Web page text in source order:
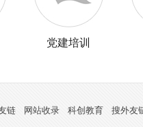
党建培训
链 网站收录 科创教育 搜外友